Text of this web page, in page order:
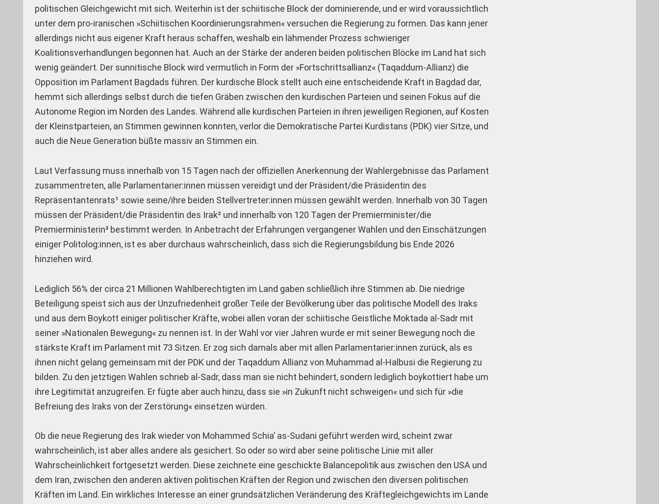
politischen Gleichgewicht mit sich. Weiterhin ist der schiitische Block der dominierende, und er wird voraussichtlich
unter dem pro-iranischen »Schiitischen Koordinierungsrahmen« versu­chen die Regierung zu formen. Das kann jener
allerdings nicht aus eigener Kraft heraus schaffen, weshalb ein lähmender Prozess schwieriger
Koalitionsverhandlungen begonnen hat. Auch an der Stärke der anderen beiden politischen Blöcke im Land hat sich
wenig geändert. Der sunnitische Block wird vermutlich in Form der »Fortschrittsallianz« (Taqaddum-Allianz) die
Opposition im Parlament Bagdads führen. Der kurdische Block stellt auch eine entscheidende Kraft in Bagdad dar,
hemmt sich allerdings selbst durch die tiefen Gräben zwischen den kurdischen Parteien und seinen Fokus auf die
Autonome Region im Norden des Landes. Während alle kurdischen Parteien in ihren jeweiligen Regionen, auf Kosten
der Kleinstparteien, an Stimmen gewinnen konnten, verlor die Demokratische Partei Kurdistans (PDK) vier Sitze, und
auch die Neue Genera­tion büßte massiv an Stimmen ein.
Laut Verfassung muss innerhalb von 15 Tagen nach der of­fi­­ziellen Anerkennung der Wahlergebnisse das Parlament
zu­sammentreten, alle Parlamentarier:innen müssen vereidigt und der Präsident/die Präsidentin des
Repräsentantenrats¹ sowie seine/ihre beiden Stellvertreter:innen müssen gewählt werden. Innerhalb von 30 Tagen
müssen der Präsident/die Prä­sidentin des Irak² und innerhalb von 120 Tagen der Premierminister/die
Premierministerin³ bestimmt werden. In An­betracht der Erfahrungen vergangener Wahlen und den Ein­schätzungen
einiger Politolog:innen, ist es aber durchaus wahrscheinlich, dass sich die Regierungsbildung bis Ende 2026
hinziehen wird.
Lediglich 56% der circa 21 Millionen Wahlberechtigten im Land gaben schließlich ihre Stimmen ab. Die niedrige
Beteiligung speist sich aus der Unzufriedenheit großer Teile der Bevölkerung über das politische Modell des Iraks
und aus dem Boykott einiger politischer Kräfte, wobei allen voran der schiitische Geistliche Moktada al-Sadr mit
seiner »Nationalen Bewegung« zu nennen ist. In der Wahl vor vier Jahren wurde er mit seiner Bewegung noch die
stärkste Kraft im Parlament mit 73 Sitzen. Er zog sich damals aber mit allen Parlamentarier:innen zu­rück, als es
ihnen nicht gelang gemeinsam mit der PDK und der Taqaddum Allianz von Muhammad al-Halbusi die Regierung zu
bilden. Zu den jetztigen Wahlen schrieb al-Sadr, dass man sie nicht behindert, sondern lediglich boykottiert habe um
ihre Legitimität anzugreifen. Er fügte aber auch hinzu, dass sie »in Zukunft nicht schweigen« und sich für »die
Befreiung des Iraks von der Zerstörung« einsetzen würden.
Ob die neue Regierung des Irak wieder von Mohammed Schia’ as-Sudani geführt werden wird, scheint zwar
wahrscheinlich, ist aber alles andere als gesichert. So oder so wird aber seine politische Linie mit aller
Wahrscheinlichkeit fortgesetzt werden. Diese zeichnete eine geschickte Balancepolitik aus zwischen den USA und
dem Iran, zwischen den anderen aktiven politischen Kräften der Region und zwischen den diversen politischen
Kräften im Land. Ein wirkliches Interesse an einer grundsätzlichen Veränderung des Kräftegleichgewichts im Lande